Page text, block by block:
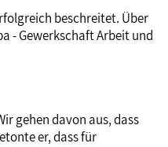
beschreitet. Über
- Gewerkschaft Arbeit und
gehen davon aus, dass
er, dass für